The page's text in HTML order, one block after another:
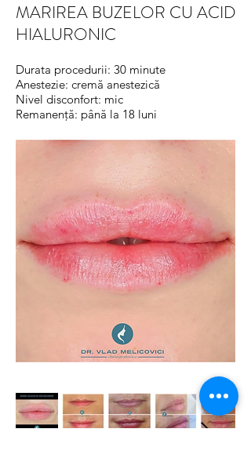
MARIREA BUZELOR CU ACID
HIALURONIC
Durata procedurii: 30 minute
Anestezie: cremă anestezică
Nivel disconfort: mic
Remanență: până la 18 luni